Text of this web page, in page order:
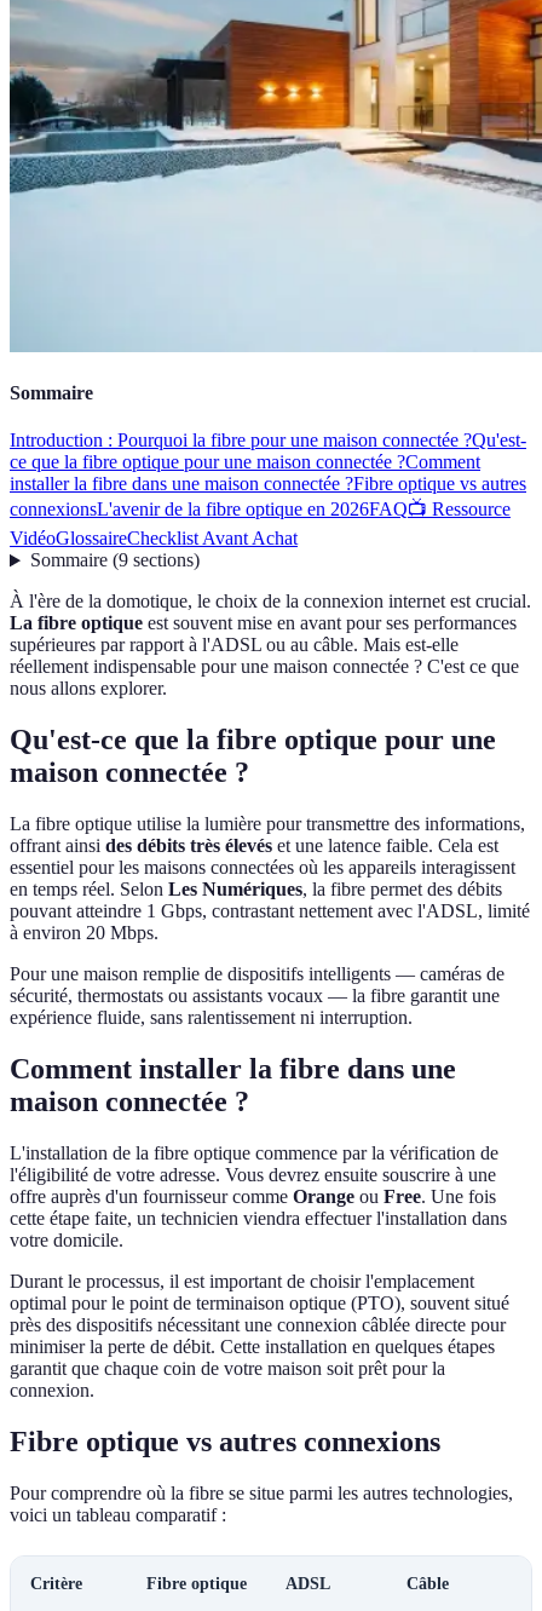
Sommaire
Introduction : Pourquoi la fibre pour une maison connectée ?Qu'est-
ce que la fibre optique pour une maison connectée ?Comment
installer la fibre dans une maison connectée ?Fibre optique vs autres
connexionsL'avenir de la fibre optique en 2026FAQ📺 Ressource
VidéoGlossaireChecklist Avant Achat
Sommaire(9 sections)
À l'ère de la domotique, le choix de la connexion internet est crucial.
La fibre optique est souvent mise en avant pour ses performances
supérieures par rapport à l'ADSL ou au câble. Mais est-elle
réellement indispensable pour une maison connectée ? C'est ce que
nous allons explorer.
Qu'est-ce que la fibre optique pour une
maison connectée ?
La fibre optique utilise la lumière pour transmettre des informations,
offrant ainsi des débits très élevés et une latence faible. Cela est
essentiel pour les maisons connectées où les appareils interagissent
en temps réel. Selon Les Numériques, la fibre permet des débits
pouvant atteindre 1 Gbps, contrastant nettement avec l'ADSL, limité
à environ 20 Mbps.
Pour une maison remplie de dispositifs intelligents — caméras de
sécurité, thermostats ou assistants vocaux — la fibre garantit une
expérience fluide, sans ralentissement ni interruption.
Comment installer la fibre dans une
maison connectée ?
L'installation de la fibre optique commence par la vérification de
l'éligibilité de votre adresse. Vous devrez ensuite souscrire à une
offre auprès d'un fournisseur comme Orange ou Free. Une fois
cette étape faite, un technicien viendra effectuer l'installation dans
votre domicile.
Durant le processus, il est important de choisir l'emplacement
optimal pour le point de terminaison optique (PTO), souvent situé
près des dispositifs nécessitant une connexion câblée directe pour
minimiser la perte de débit. Cette installation en quelques étapes
garantit que chaque coin de votre maison soit prêt pour la
connexion.
Fibre optique vs autres connexions
Pour comprendre où la fibre se situe parmi les autres technologies,
voici un tableau comparatif :
Critère Fibre optique ADSL Câble